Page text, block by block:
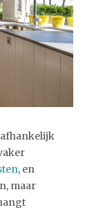
, en
maar